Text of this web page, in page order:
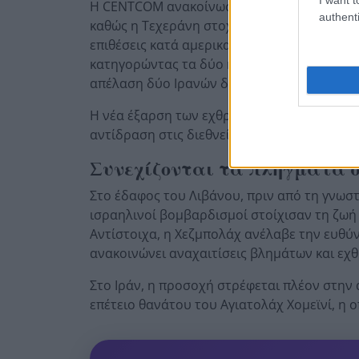
Η CENTCOM ανακοίνωσε ότι αμερικανικές
καθώς η Τεχεράνη στοχοποίησε επίσης το
επιθέσεις κατά αμερικανικής βάσης στο
κατηγορώντας τα δύο κράτη ότι
απέλαση δύο Ιρανών διπλωματών.
Η νέα έξαρση των εχθροπραξιών γύρω από
αντίδραση στις διεθνείς αγορές, με τις
Συνεχίζονται τα πλήγματα
Στο έδαφος του Λιβάνου, πριν από τη
ισραηλινοί βομβαρδισμοί στοίχισαν τη
Αντίστοιχα, η Χεζμπολάχ ανέλαβε την
ανακοινώνει αναχαιτίσεις βλημάτων και
Στο Ιράν, η προσοχή στρέφεται πλέον
επέτειο θανάτου του Αγιατολάχ Χομεϊνί, η